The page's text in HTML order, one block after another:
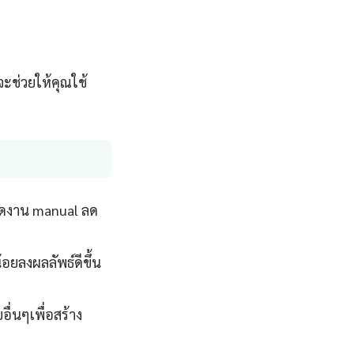
ะช่วยให้คุณใช้
าน manual ลด
อยลงผลลัพธ์ดีขึ้น
นๆเพื่อสร้าง